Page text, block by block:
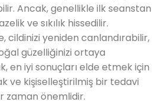
Ancak, genellikle ilk seanstan
ve sıkılık hissedilir.
cildinizi yeniden canlandırabilir,
güzelliğinizi ortaya
en iyi sonuçları elde etmek için
ve kişiselleştirilmiş bir tedavi
zaman önemlidir.